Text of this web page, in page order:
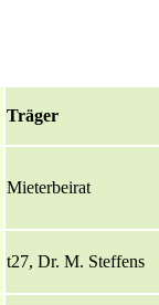
Träger
Mieterbeirat
t27, Dr. M. Steffens